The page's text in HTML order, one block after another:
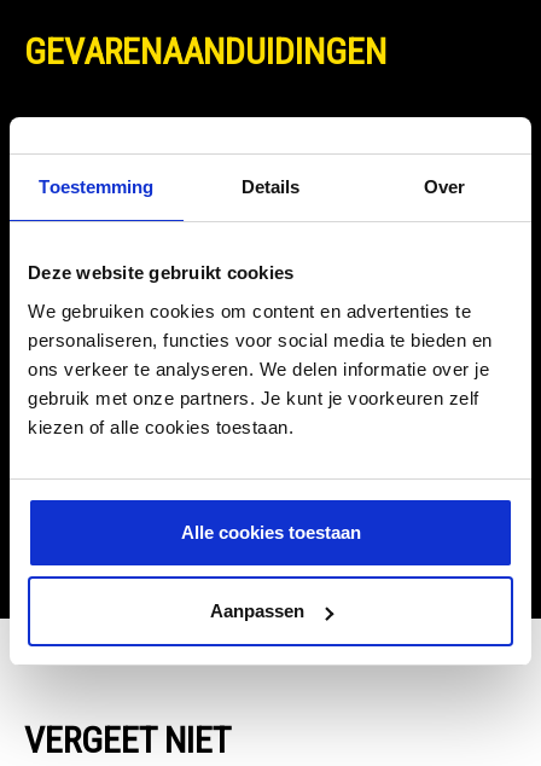
Toestemming Details Over
Deze website gebruikt cookies
We gebruiken cookies om content en advertenties te
personaliseren, functies voor social media te bieden en
ons verkeer te analyseren. We delen informatie over je
gebruik met onze partners. Je kunt je voorkeuren zelf
kiezen of alle cookies toestaan.
Alle cookies toestaan
Aanpassen
GEVARENAANDUIDINGEN
H319 - Veroorzaakt ernstige oogirritatie.
DOWNLOADS
Veiligheidsinstructies
VERGEET NIET